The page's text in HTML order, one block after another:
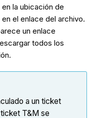
la ubicación de
el enlace del archivo.
un enlace
todos los
a un ticket
T&M se